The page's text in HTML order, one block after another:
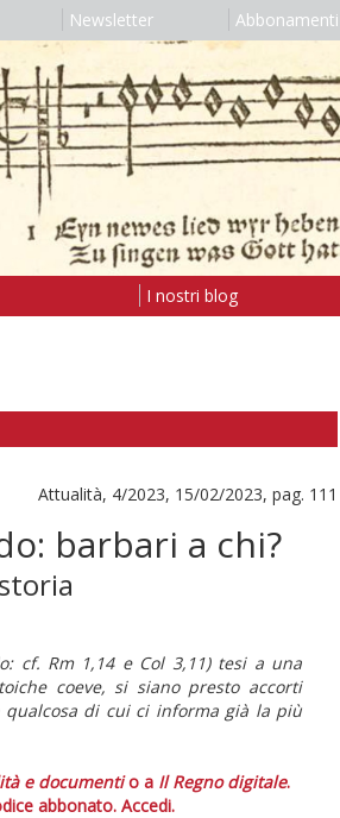
Newsletter Abbonamenti
I nostri blog
Attualità, 4/2023, 15/02/2023, pag. 111
barbari a chi?
cf. Rm 1,14 e Col 3,11) tesi a una
coeve, si siano presto accorti
qualcosa di cui ci informa già la più
e documentio a Il Regno digitale.
abbonato. Accedi.